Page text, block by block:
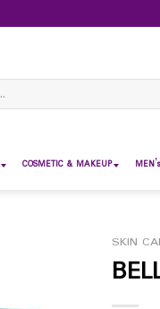
COSMETIC & MAKEUP
SKIN